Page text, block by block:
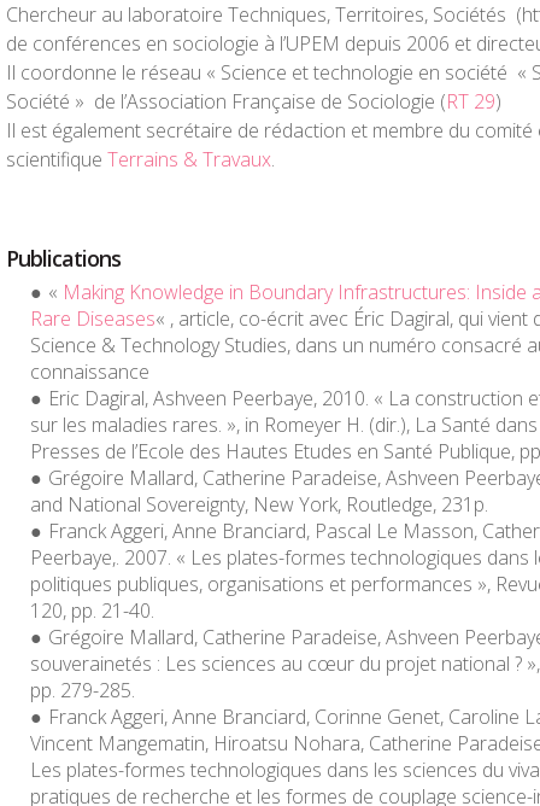
Chercheur au laboratoire Techniques, Territoires, Sociétés
de conférences en sociologie à l’UPEM depuis 2006 et
Il coordonne le réseau « Science et technologie en société «
Société » de l’Association Française de Sociologie (RT 29)
Il est également secrétaire de rédaction et membre du
scientifique Terrains & Travaux.
Publications
« Making Knowledge in Boundary Infrastructures: Inside
Rare Diseases« , article, co-écrit avec Éric Dagiral, qui
Science & Technology Studies, dans un numéro consacré
connaissance
Eric Dagiral, Ashveen Peerbaye, 2010. « La construction
sur les maladies rares. », in Romeyer H. (dir.), La Santé
Presses de l’Ecole des Hautes Etudes en Santé Publique,
Grégoire Mallard, Catherine Paradeise, Ashveen
and National Sovereignty, New York, Routledge, 231p.
Franck Aggeri, Anne Branciard, Pascal Le Masson,
Peerbaye,. 2007. « Les plates-formes technologiques dans
politiques publiques, organisations et performances »,
120, pp. 21-40.
Grégoire Mallard, Catherine Paradeise, Ashveen
souverainetés : Les sciences au cœur du projet national ?
pp. 279-285.
Franck Aggeri, Anne Branciard, Corinne Genet, Caroline
Vincent Mangematin, Hiroatsu Nohara, Catherine
Les plates-formes technologiques dans les sciences du
pratiques de recherche et les formes de couplage science-